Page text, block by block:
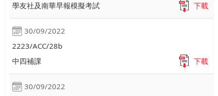
學友社及南華早報模擬考試
下載
30/09/2022
2223/ACC/28b
中四補課
下載
30/09/2022